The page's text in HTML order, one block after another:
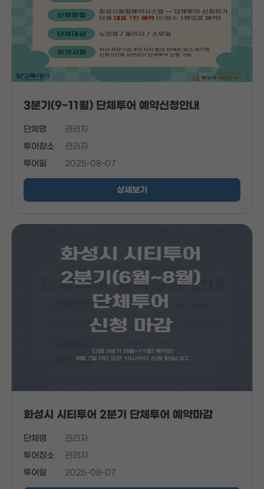
3분기(9~11월) 단체투어 예약신청안내
단체명
관리자
투어장소
관리자
투어일
2025-08-07
상세보기
화성시 시티투어 2분기 단체투어 예약마감
단체명
관리자
투어장소
관리자
투어일
2025-08-07